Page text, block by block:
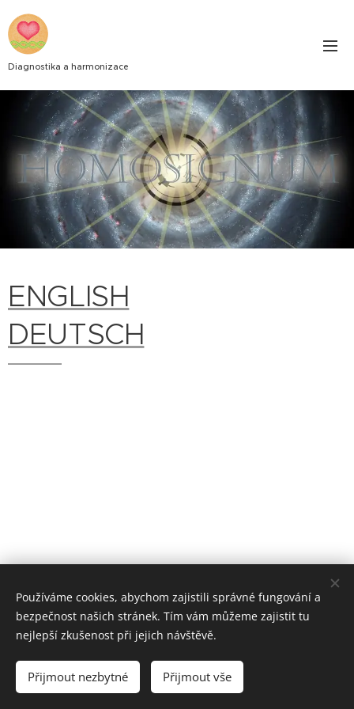
Diagnostika a harmonizace
ENGLISH
DEUTSCH
HOMOSIGNUM 2016 - 2026 Cookies
Používáme cookies, abychom zajistili správné fungování a
bezpečnost našich stránek. Tím vám můžeme zajistit tu
nejlepší zkušenost při jejich návštěvě.
Přijmout nezbytné Přijmout vše